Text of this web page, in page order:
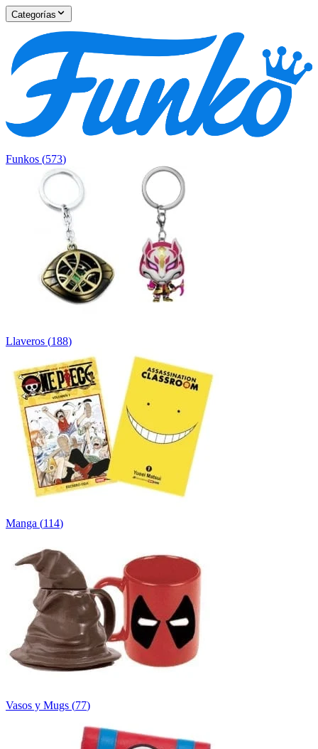
Categorías
Funkos (573)
Llaveros (188)
Manga (114)
Vasos y Mugs (77)